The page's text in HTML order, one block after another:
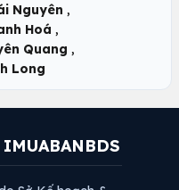
Nguyên ,
Hoá ,
Quang ,
Long